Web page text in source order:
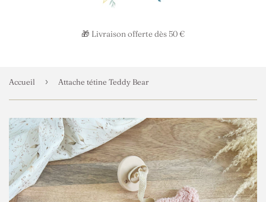
🎁 Livraison offerte dès 50 €
Accueil › Attache tétine Teddy Bear